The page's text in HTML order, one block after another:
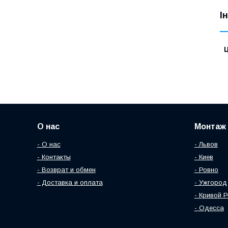
О нас
- О нас
- Контакты
- Возврат и обмен
- Доставка и оплата
Монтаж
- Львов
- Киев
- Ровно
- Ужгород
- Кривой
- Одесса